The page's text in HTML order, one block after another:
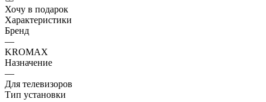
Хочу в подарок
Характеристики
Бренд
—
KROMAX
Назначение
—
Для телевизоров
Тип установки